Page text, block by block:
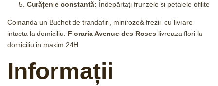
Curățenie constantă: Îndepărtați frunzele si petalele ofilite
Comanda un Buchet de trandafiri, miniroze& frezii cu livrare
intacta la domiciliu. Floraria Avenue des Roses livreaza flori la
domiciliu in maxim 24H
Informații